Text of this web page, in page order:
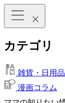
カテゴリ
雑貨・日用品
漫画コラム